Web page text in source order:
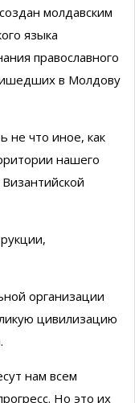
молдавским
языка
православного
в Молдову
не что иное, как
нашего
организации
цивилизацию
нам всем
Но это их